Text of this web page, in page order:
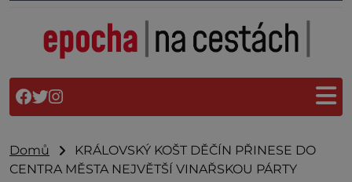
Domů
KRÁLOVSKÝ KOŠT DĚČÍN PŘINESE DO
CENTRA MĚSTA NEJVĚTŠÍ VINAŘSKOU PÁRTY